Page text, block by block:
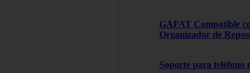
GAFAT Compatible
Organizador de
Soporte para teléfono